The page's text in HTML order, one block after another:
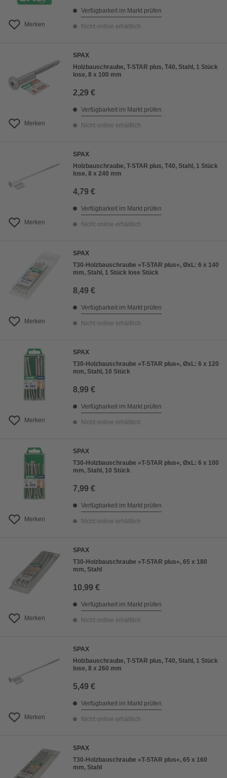
Merken
Verfügbarkeit im Markt prüfen
Nicht online erhältlich
Merken
SPAX
Holzbauschraube, T-STAR plus, T40, Stahl, 1 Stück
lose, 8 x 100 mm
2,29 €
Verfügbarkeit im Markt prüfen
Nicht online erhältlich
Merken
SPAX
Holzbauschraube, T-STAR plus, T40, Stahl, 1 Stück
lose, 8 x 240 mm
4,79 €
Verfügbarkeit im Markt prüfen
Nicht online erhältlich
Merken
SPAX
T30-Holzbauschraube »T-STAR plus«, ØxL: 6 x 140
mm, Stahl, 1 Stück lose Stück
8,49 €
Verfügbarkeit im Markt prüfen
Nicht online erhältlich
Merken
SPAX
T30-Holzbauschraube »T-STAR plus«, ØxL: 6 x 120
mm, Stahl, 10 Stück
8,99 €
Verfügbarkeit im Markt prüfen
Nicht online erhältlich
Merken
SPAX
T30-Holzbauschraube »T-STAR plus«, ØxL: 6 x 100
mm, Stahl, 10 Stück
7,99 €
Verfügbarkeit im Markt prüfen
Nicht online erhältlich
Merken
SPAX
T30-Holzbauschraube »T-STAR plus«, 65 x 180
mm, Stahl
10,99 €
Verfügbarkeit im Markt prüfen
Nicht online erhältlich
Merken
SPAX
Holzbauschraube, T-STAR plus, T40, Stahl, 1 Stück
lose, 8 x 260 mm
5,49 €
Verfügbarkeit im Markt prüfen
Nicht online erhältlich
SPAX
T30-Holzbauschraube »T-STAR plus«, 65 x 160
mm, Stahl